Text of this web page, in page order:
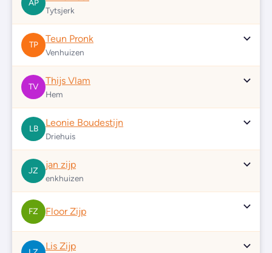
AP
Tytsjerk
TP
Teun Pronk
Venhuizen
TV
Thijs Vlam
Hem
LB
Leonie Boudestijn
Driehuis
JZ
jan zijp
enkhuizen
FZ Floor Zijp
Lis Zijp